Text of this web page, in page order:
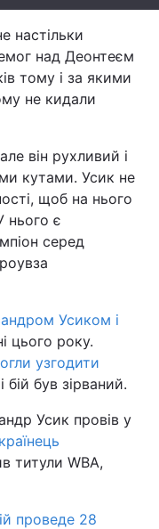
настільки
над Деонтеєм
тому і за якими
не кидали
він рухливий і
кутами. Усик не
щоб на нього
нього є
серед
Усиком і
цього року.
узгодити
і бій був зірваний.
Усик провів у
титули WBA,
проведе 28